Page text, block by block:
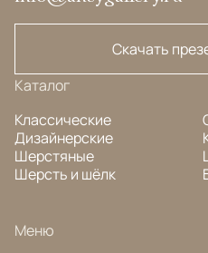
Скачать
Каталог
Классические
Дизайнерские
Шерстяные
Шерсть и шёлк
Меню